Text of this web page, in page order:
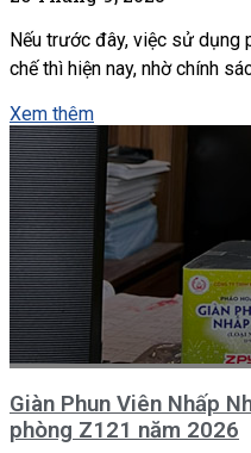
Nếu trước đây, việc sử dụng
chế thì hiện nay, nhờ chính
Xem thêm
Giàn Phun Viên Nhấp
phòng Z121 năm 2026